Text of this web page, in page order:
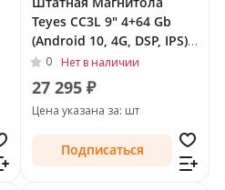
Teyes CC3L 9" 4+64 Gb
(Android 10, 4G, DSP, IPS)
для SsangYong Actyon I
2005 - 2011
0 Нет в наличии
27 295 ₽
Цена указана за: шт
Подписаться